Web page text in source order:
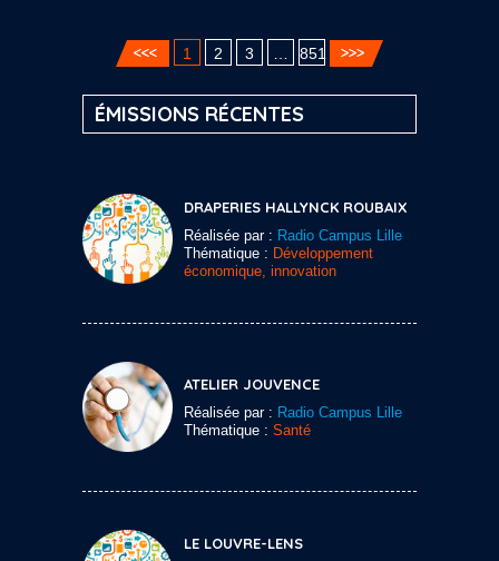
1 2 3 851
ÉMISSIONS RÉCENTES
DRAPERIES HALLYNCK ROUBAIX
Réalisée par : Radio Campus Lille
Thématique : Développement
économique, innovation
ATELIER JOUVENCE
Réalisée par : Radio Campus Lille
Thématique : Santé
LE LOUVRE-LENS